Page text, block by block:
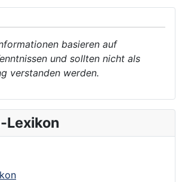
basieren auf
und sollten nicht als
verstanden werden.
Lexikon